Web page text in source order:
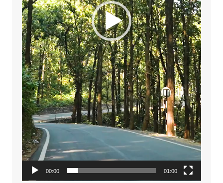
00:00 01:00